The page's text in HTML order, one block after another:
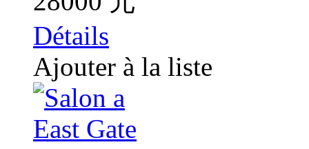
Détails
Ajouter à la liste